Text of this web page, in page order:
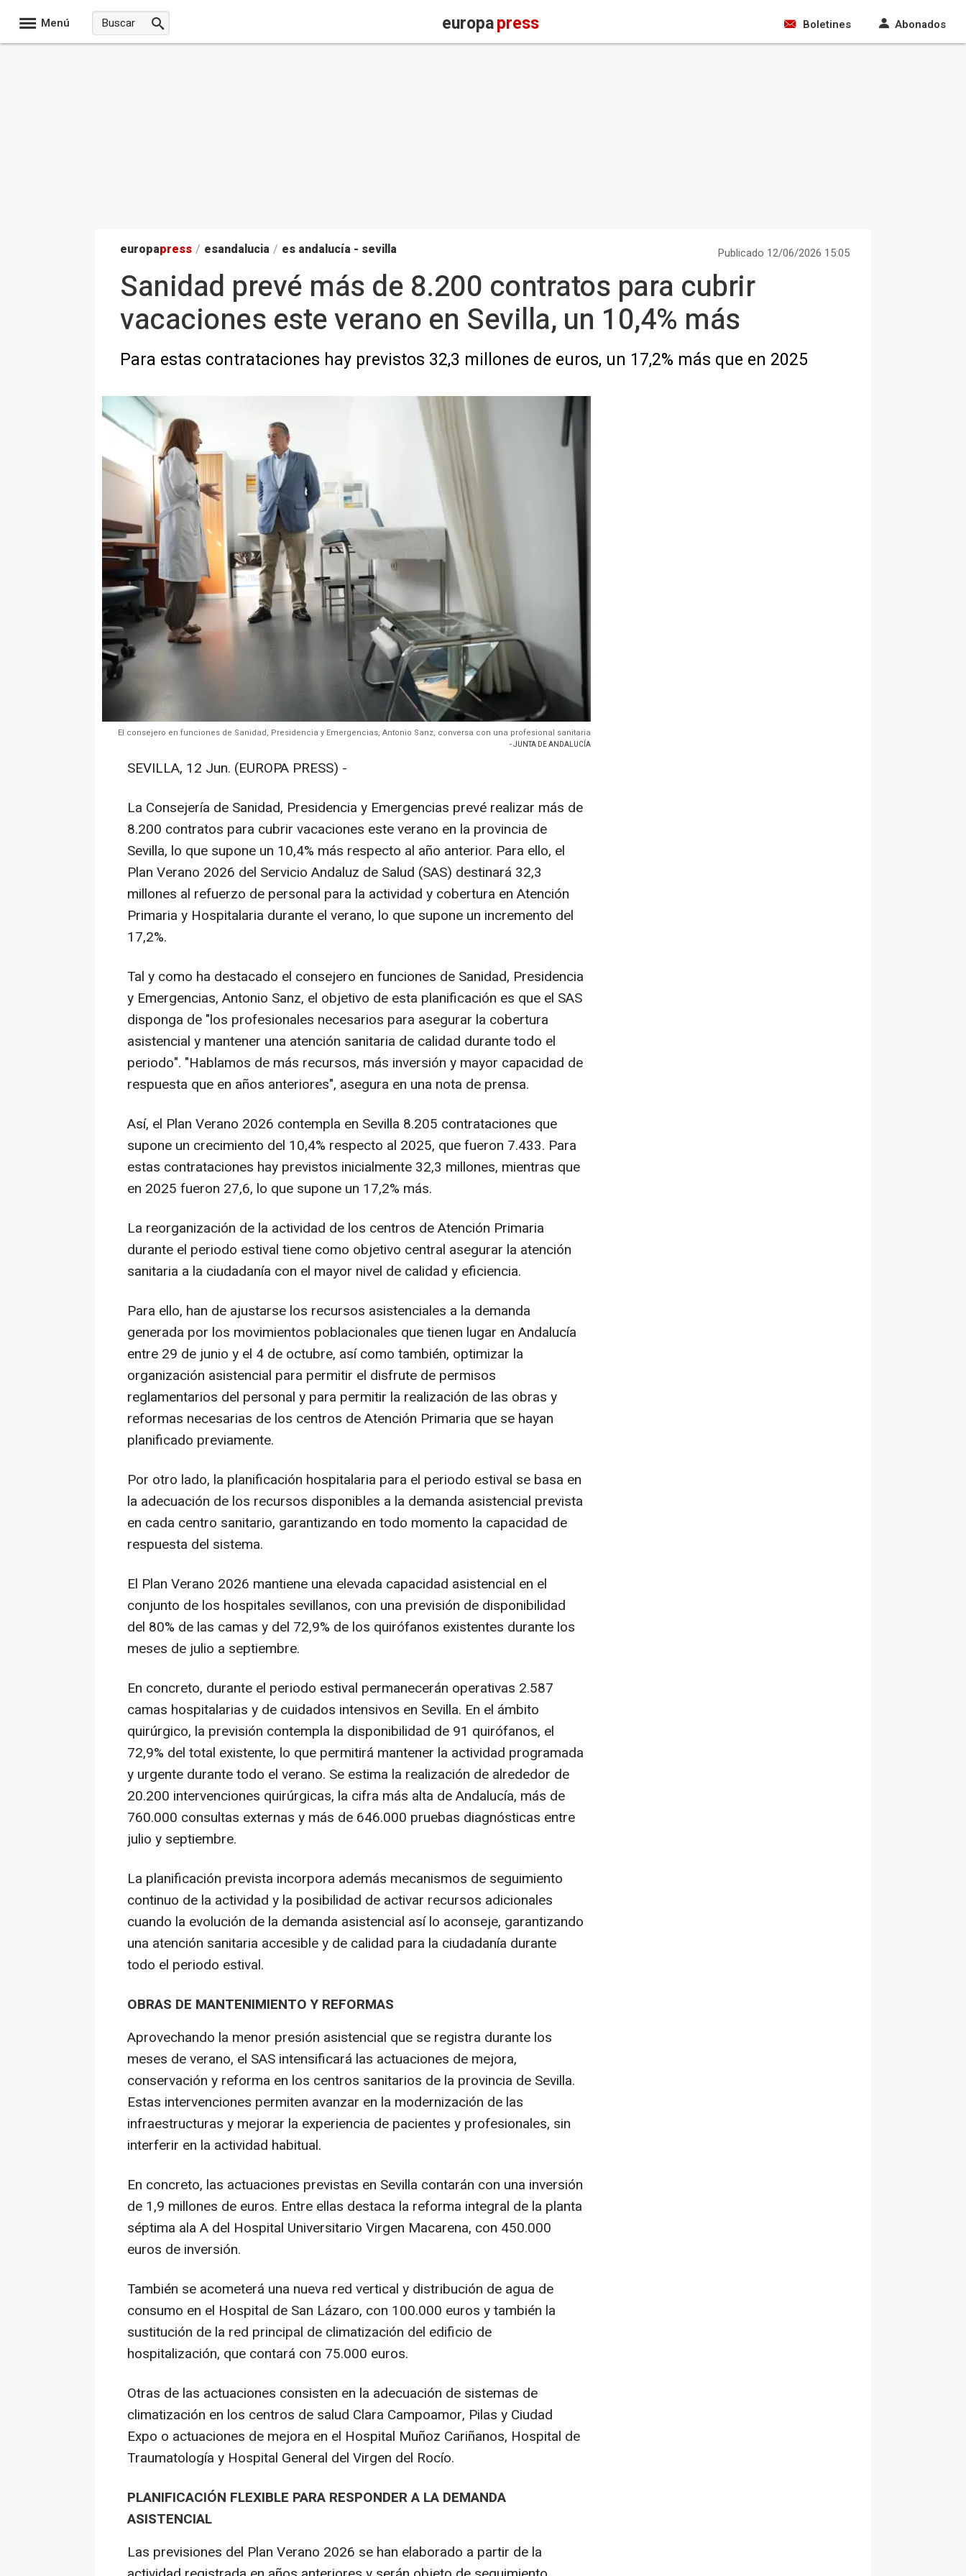
Menú europapress Boletines Abonados
europapress / esandalucia / es andalucía - sevilla Publicado 12/06/2026 15:05
Sanidad prevé más de 8.200 contratos para cubrir
vacaciones este verano en Sevilla, un 10,4% más
Para estas contrataciones hay previstos 32,3 millones de euros, un 17,2% más que en 2025
El consejero en funciones de Sanidad, Presidencia y Emergencias, Antonio Sanz, conversa con una profesional sanitaria
- JUNTA DE ANDALUCÍA
SEVILLA, 12 Jun. (EUROPA PRESS) -
La Consejería de Sanidad, Presidencia y Emergencias prevé realizar más de
8.200 contratos para cubrir vacaciones este verano en la provincia de
Sevilla, lo que supone un 10,4% más respecto al año anterior. Para ello, el
Plan Verano 2026 del Servicio Andaluz de Salud (SAS) destinará 32,3
millones al refuerzo de personal para la actividad y cobertura en Atención
Primaria y Hospitalaria durante el verano, lo que supone un incremento del
17,2%.
Tal y como ha destacado el consejero en funciones de Sanidad, Presidencia
y Emergencias, Antonio Sanz, el objetivo de esta planificación es que el SAS
disponga de "los profesionales necesarios para asegurar la cobertura
asistencial y mantener una atención sanitaria de calidad durante todo el
periodo". "Hablamos de más recursos, más inversión y mayor capacidad de
respuesta que en años anteriores", asegura en una nota de prensa.
Así, el Plan Verano 2026 contempla en Sevilla 8.205 contrataciones que
supone un crecimiento del 10,4% respecto al 2025, que fueron 7.433. Para
estas contrataciones hay previstos inicialmente 32,3 millones, mientras que
en 2025 fueron 27,6, lo que supone un 17,2% más.
La reorganización de la actividad de los centros de Atención Primaria
durante el periodo estival tiene como objetivo central asegurar la atención
sanitaria a la ciudadanía con el mayor nivel de calidad y eficiencia.
Para ello, han de ajustarse los recursos asistenciales a la demanda
generada por los movimientos poblacionales que tienen lugar en Andalucía
entre 29 de junio y el 4 de octubre, así como también, optimizar la
organización asistencial para permitir el disfrute de permisos
reglamentarios del personal y para permitir la realización de las obras y
reformas necesarias de los centros de Atención Primaria que se hayan
planificado previamente.
Por otro lado, la planificación hospitalaria para el periodo estival se basa en
la adecuación de los recursos disponibles a la demanda asistencial prevista
en cada centro sanitario, garantizando en todo momento la capacidad de
respuesta del sistema.
El Plan Verano 2026 mantiene una elevada capacidad asistencial en el
conjunto de los hospitales sevillanos, con una previsión de disponibilidad
del 80% de las camas y del 72,9% de los quirófanos existentes durante los
meses de julio a septiembre.
En concreto, durante el periodo estival permanecerán operativas 2.587
camas hospitalarias y de cuidados intensivos en Sevilla. En el ámbito
quirúrgico, la previsión contempla la disponibilidad de 91 quirófanos, el
72,9% del total existente, lo que permitirá mantener la actividad programada
y urgente durante todo el verano. Se estima la realización de alrededor de
20.200 intervenciones quirúrgicas, la cifra más alta de Andalucía, más de
760.000 consultas externas y más de 646.000 pruebas diagnósticas entre
julio y septiembre.
La planificación prevista incorpora además mecanismos de seguimiento
continuo de la actividad y la posibilidad de activar recursos adicionales
cuando la evolución de la demanda asistencial así lo aconseje, garantizando
una atención sanitaria accesible y de calidad para la ciudadanía durante
todo el periodo estival.
OBRAS DE MANTENIMIENTO Y REFORMAS
Aprovechando la menor presión asistencial que se registra durante los
meses de verano, el SAS intensificará las actuaciones de mejora,
conservación y reforma en los centros sanitarios de la provincia de Sevilla.
Estas intervenciones permiten avanzar en la modernización de las
infraestructuras y mejorar la experiencia de pacientes y profesionales, sin
interferir en la actividad habitual.
En concreto, las actuaciones previstas en Sevilla contarán con una inversión
de 1,9 millones de euros. Entre ellas destaca la reforma integral de la planta
séptima ala A del Hospital Universitario Virgen Macarena, con 450.000
euros de inversión.
También se acometerá una nueva red vertical y distribución de agua de
consumo en el Hospital de San Lázaro, con 100.000 euros y también la
sustitución de la red principal de climatización del edificio de
hospitalización, que contará con 75.000 euros.
Otras de las actuaciones consisten en la adecuación de sistemas de
climatización en los centros de salud Clara Campoamor, Pilas y Ciudad
Expo o actuaciones de mejora en el Hospital Muñoz Cariñanos, Hospital de
Traumatología y Hospital General del Virgen del Rocío.
PLANIFICACIÓN FLEXIBLE PARA RESPONDER A LA DEMANDA
ASISTENCIAL
Las previsiones del Plan Verano 2026 se han elaborado a partir de la